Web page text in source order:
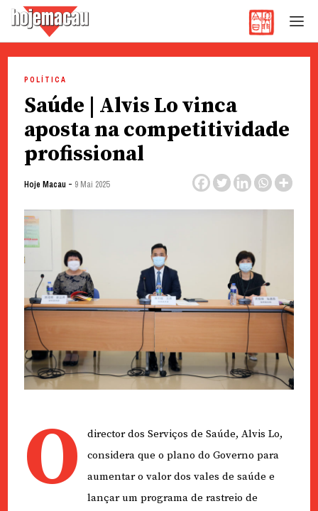
content
POLÍTICA
Saúde | Alvis Lo vinca
aposta na competitividade
profissional
Hoje Macau - 9 Mai 2025
O
director dos Serviços de Saúde, Alvis Lo,
considera que o plano do Governo para
aumentar o valor dos vales de saúde e
lançar um programa de rastreio de